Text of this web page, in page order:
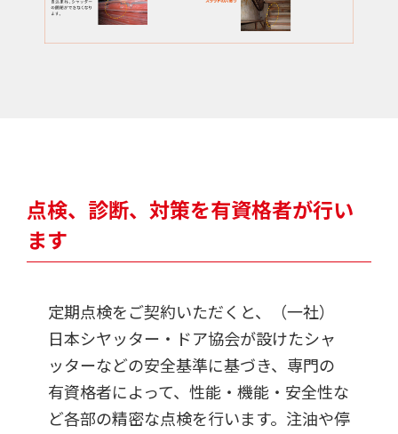
点検、診断、対策を有資格者が行い
ます
定期点検をご契約いただくと、（一社）
日本シヤッター・ドア協会が設けたシャ
ッターなどの安全基準に基づき、専門の
有資格者によって、性能・機能・安全性な
ど各部の精密な点検を行います。注油や停